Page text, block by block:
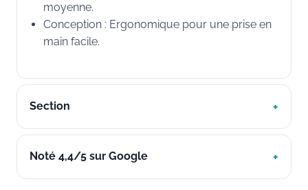
moyenne.
Conception : Ergonomique pour une prise en
main facile.
Section
Noté 4,4/5 sur Google